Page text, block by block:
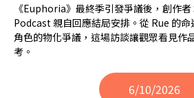
《Euphoria》最終季引發爭議後，創作
Podcast 親自回應結局安排。從 Rue 的
角色的物化爭議，這場訪談讓觀眾看見作
考。
6/10/2026